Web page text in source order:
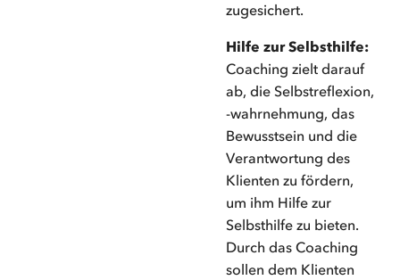
zugesichert.
Hilfe zur Selbsthilfe:
Coaching zielt darauf
ab, die Selbstreflexion,
-wahrnehmung, das
Bewusstsein und die
Verantwortung des
Klienten zu fördern,
um ihm Hilfe zur
Selbsthilfe zu bieten.
Durch das Coaching
sollen dem Klienten